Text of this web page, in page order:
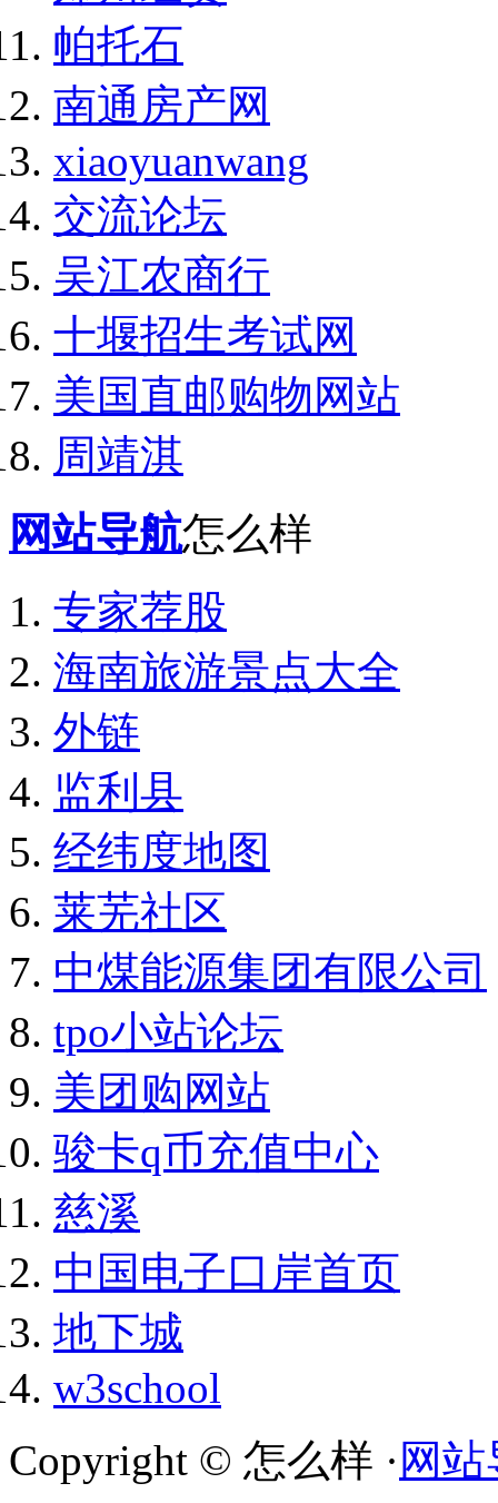
帕托石
南通房产网
xiaoyuanwang
交流论坛
吴江农商行
十堰招生考试网
美国直邮购物网站
周靖淇
网站导航怎么样
专家荐股
海南旅游景点大全
外链
监利县
经纬度地图
莱芜社区
中煤能源集团有限公司
tpo小站论坛
美团购网站
骏卡q币充值中心
慈溪
中国电子口岸首页
地下城
w3school
Copyright © 怎么样 · 网